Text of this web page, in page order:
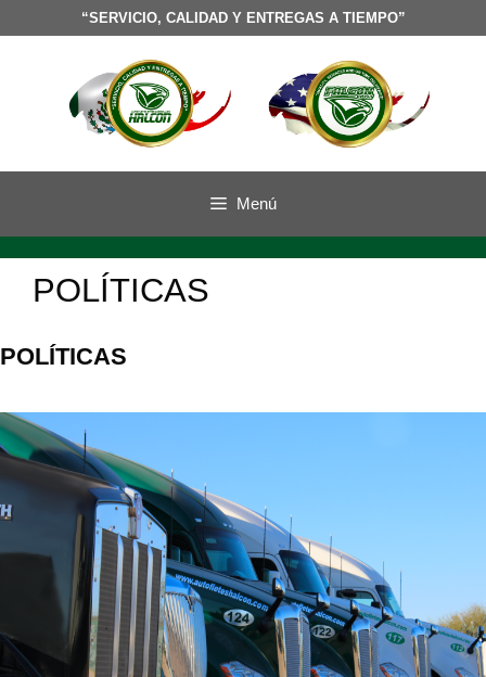
“SERVICIO, CALIDAD Y ENTREGAS A TIEMPO”
Menú
POLÍTICAS
POLÍTICAS